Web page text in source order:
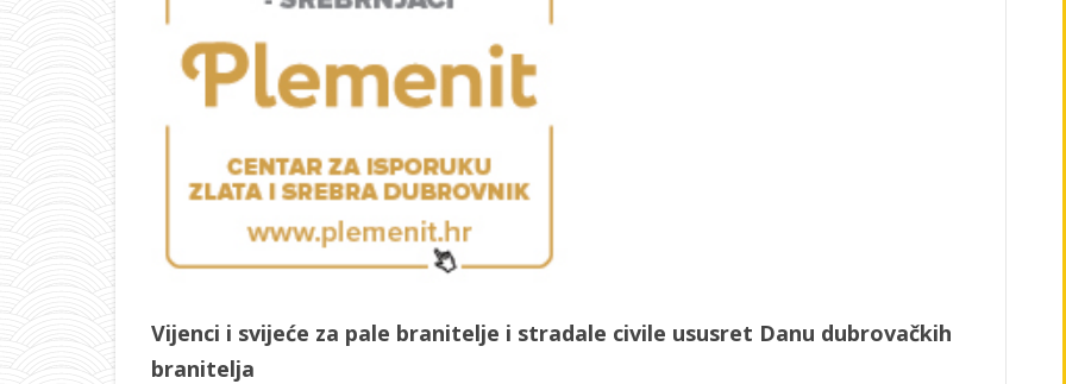
Vijenci i svijeće za pale branitelje i stradale civile ususret Danu dubrovačkih
branitelja